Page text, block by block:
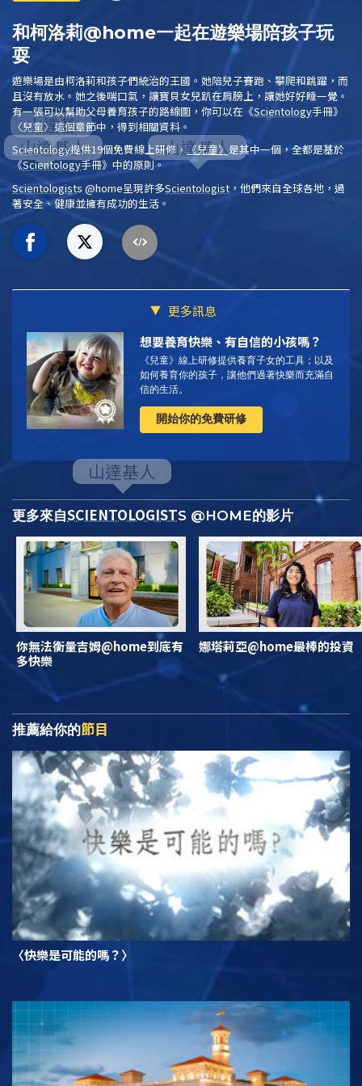
和柯洛莉@home一起在遊樂場陪孩子玩
耍
遊樂場是由柯洛莉和孩子們統治的王國。她陪兒子賽跑、攀爬和跳躍，而
且沒有放水。她之後喘口氣，讓寶貝女兒趴在肩膀上，讓她好好睡一覺。
有一張可以幫助父母養育孩子的路線圖，你可以在 《Scientology手冊》
〈兒童〉這個章節中，得到相關資料。
Scientology提供19個免費線上研修，《兒童》是其中一個，全都是基於
《Scientology手冊》 中的原則。
Scientologists @home呈現許多Scientologist ，他們來自全球各地，過
著安全、健康並擁有成功的生活。
更多訊息
想要養育快樂、有自信的小孩嗎？
《兒童》線上研修提供養育子女的工具；以及
如何養育你的孩子，讓他們過著快樂而充滿自
信的生活。
開始你的免費研修
更多來自SCIENTOLOGISTS @HOME的影片
你無法衡量吉姆@home到底有
多快樂
娜塔莉亞@home最棒的投資
推薦給你的節目
〈快樂是可能的嗎？〉